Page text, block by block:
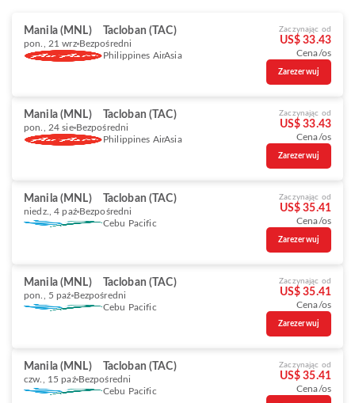
Manila (MNL) Tacloban (TAC)
pon., 21 wrz Bezpośredni
Philippines AirAsia
Zaczynając od
US$ 33.43
Cena/os
Zarezerwuj
Manila (MNL) Tacloban (TAC)
pon., 24 sie Bezpośredni
Philippines AirAsia
Zaczynając od
US$ 33.43
Cena/os
Zarezerwuj
Manila (MNL) Tacloban (TAC)
niedz., 4 paź Bezpośredni
Cebu Pacific
Zaczynając od
US$ 35.41
Cena/os
Zarezerwuj
Manila (MNL) Tacloban (TAC)
pon., 5 paź Bezpośredni
Cebu Pacific
Zaczynając od
US$ 35.41
Cena/os
Zarezerwuj
Manila (MNL) Tacloban (TAC)
czw., 15 paź Bezpośredni
Cebu Pacific
Zaczynając od
US$ 35.41
Cena/os